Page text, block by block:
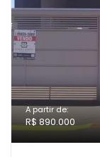
A partir de:
R$ 890.000